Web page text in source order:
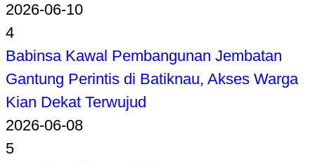
2026-06-10
4
Babinsa Kawal Pembangunan Jembatan
Gantung Perintis di Batiknau, Akses Warga
Kian Dekat Terwujud
2026-06-08
5